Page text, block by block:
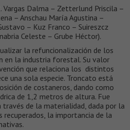
Vargas Dalma – Zetterlund Priscila –
– Anschau María Agustina –
– Kuz Franco – Suireszcz
Celeste – Grube Héctor).
la refuncionalización de los
en la industria forestal. Su valor
que relaciona los distintos
una sola especie. Troncato está
de costaneros, dando como
de 1,2 metros de altura. Fue
través de la materialidad, dada por la
la importancia de la